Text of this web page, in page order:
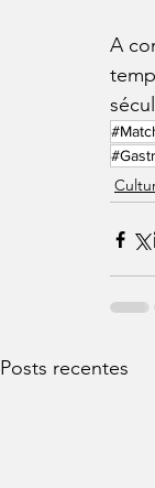
A
Posts recentes